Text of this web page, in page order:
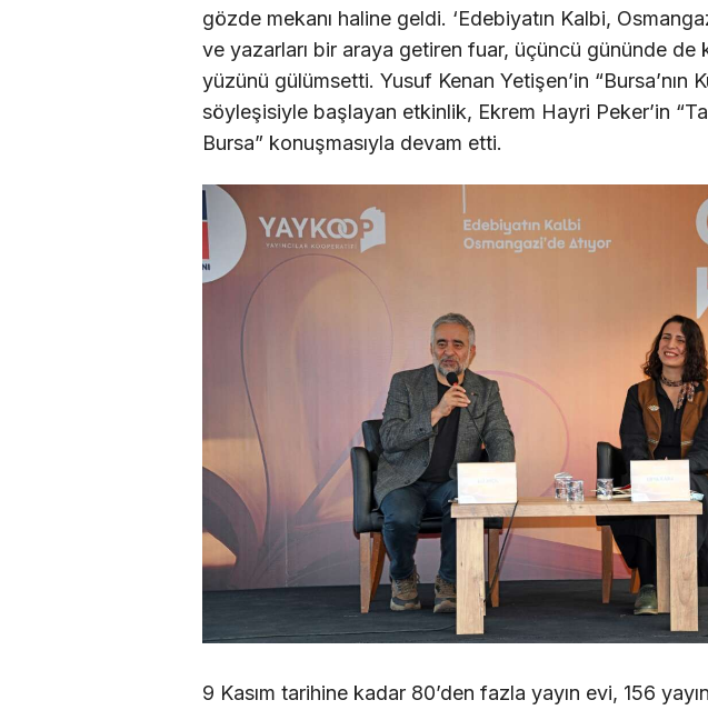
gözde mekanı haline geldi. ‘Edebiyatın Kalbi,
ve yazarları bir araya getiren fuar, üçüncü gününde de
yüzünü gülümsetti. Yusuf Kenan Yetişen’in “Bursa’nın
söyleşisiyle başlayan etkinlik, Ekrem Hayri Peker’in
Bursa” konuşmasıyla devam etti.
9 Kasım tarihine kadar 80’den fazla yayın evi, 156